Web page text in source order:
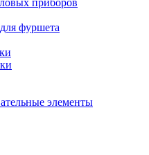
фуршета
элементы